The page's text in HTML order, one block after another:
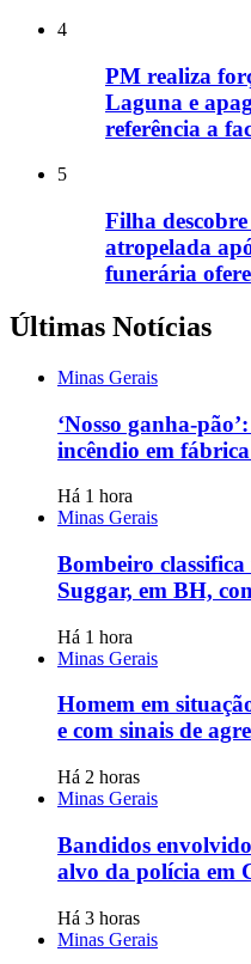
4
PM realiza
Laguna e
referência a
5
Filha
atropelada
funerária
Últimas Notícias
Minas Gerais
‘Nosso ganha-
incêndio em
Há 1 hora
Minas Gerais
Bombeiro
Suggar, em BH,
Há 1 hora
Minas Gerais
Homem em
e com sinais de
Há 2 horas
Minas Gerais
Bandidos
alvo da polícia em
Há 3 horas
Minas Gerais